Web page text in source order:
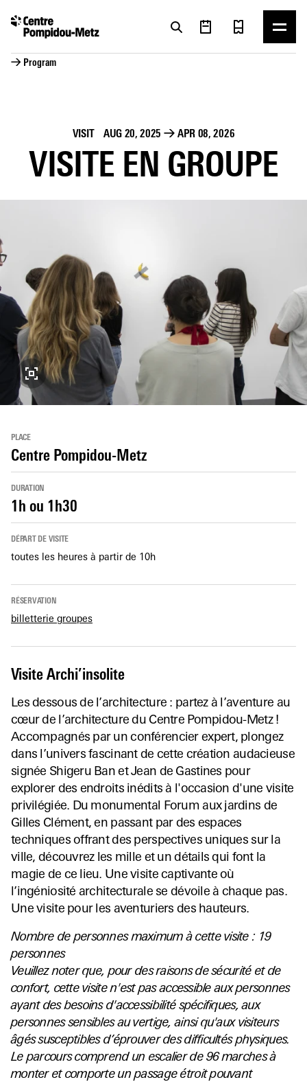
→ Program
VISIT AUG 20, 2025 → APR 08, 2026
VISITE EN GROUPE
PLACE
Centre Pompidou-Metz
DURATION
1h ou 1h30
DÉPART DE VISITE
toutes les heures à partir de 10h
RÉSERVATION
billetterie groupes
Visite Archi’insolite
Les dessous de l’architecture : partez à l’aventure au
cœur de l’architecture du Centre Pompidou-Metz !
Accompagnés par un conférencier expert, plongez
dans l’univers fascinant de cette création audacieuse
signée Shigeru Ban et Jean de Gastines pour
explorer des endroits inédits à l'occasion d'une visite
privilégiée. Du monumental Forum aux jardins de
Gilles Clément, en passant par des espaces
techniques offrant des perspectives uniques sur la
ville, découvrez les mille et un détails qui font la
magie de ce lieu. Une visite captivante où
l’ingéniosité architecturale se dévoile à chaque pas.
Une visite pour les aventuriers des hauteurs.
Nombre de personnes maximum à cette visite : 19
personnes
Veuillez noter que, pour des raisons de sécurité et de
confort, cette visite n'est pas accessible aux personnes
ayant des besoins d'accessibilité spécifiques, aux
personnes sensibles au vertige, ainsi qu'aux visiteurs
âgés susceptibles d’éprouver des difficultés physiques.
Le parcours comprend un escalier de 96 marches à
monter et comporte un passage étroit pouvant